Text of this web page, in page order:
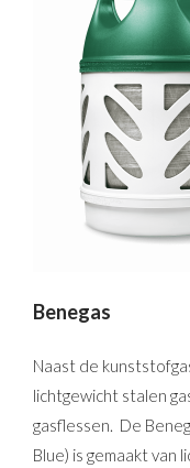
Benegas
Naast de
lichtgewicht stalen
gasflessen. De
Blue) is gemaakt van